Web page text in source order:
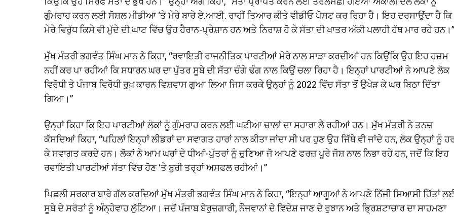
ਗੁੰਮਰਾਹ ਕਰਨ ਲਈ ਸੋਸ਼ਲ ਮੀਡੀਆ ‘ਤੇ ਮੇਰੇ ਬਾਰੇ ਏ.ਆਈ. ਰਾਹੀਂ ਤਿਆਰ ਕੀਤੇ ਵੀਡੀਓ ਪੋਸਟ ਕਰ ਰਿਹਾ ਹੈ। ਇਹ ਦਰਸਾਉਂਦਾ ਹੈ ਕਿ
ਮੇਰੇ ਵਿਰੁੱਧ ਕਿਸੇ ਵੀ ਮੁੱਦੇ ਦੀ ਘਾਟ ਵਿੱਚ ਉਹ ਹੈਰਾਨ-ਪ੍ਰੇਸ਼ਾਨ ਹਨ ਅਤੇ ਨਿਰਾਸ਼ ਹੋ ਕੇ ਸੱਤਾ ਦੀ ਖਾਤਰ ਅੱਕੀ ਪਲਾਹੀ ਹੱਥ ਮਾਰ ਰਹੇ ਹਨ।”
ਮੁੱਖ ਮੰਤਰੀ ਭਗਵੰਤ ਸਿੰਘ ਮਾਨ ਨੇ ਕਿਹਾ, “ਰਵਾਇਤੀ ਰਾਜਨੀਤਿਕ ਪਾਰਟੀਆਂ ਮੇਰੇ ਨਾਲ ਸਾੜਾ ਕਰਦੀਆਂ ਹਨ ਕਿਉਂਕਿ ਉਹ ਇਹ ਹਜ਼ਮ
ਨਹੀਂ ਕਰ ਪਾ ਰਹੀਆਂ ਕਿ ਸਧਾਰਨ ਘਰ ਦਾ ਪੁੱਤਰ ਸੂਬੇ ਦੀ ਸੱਤਾ ਚੰਗੇ ਢੰਗ ਨਾਲ ਕਿਉਂ ਚਲਾ ਰਿਹਾ ਹੈ। ਇਨ੍ਹਾਂ ਪਾਰਟੀਆਂ ਨੇ ਆਪਣੇ ਲੋਕ
ਵਿਰੋਧੀ ਤੇ ਪੰਜਾਬ ਵਿਰੋਧੀ ਰੁਖ਼ ਕਾਰਨ ਵਿਸ਼ਵਾਸ ਗੁਆ ਲਿਆ ਜਿਸ ਕਰਕੇ ਉਨ੍ਹਾਂ ਨੂੰ 2022 ਵਿੱਚ ਸੱਤਾ ਤੋਂ ਉਖੇੜ ਕੇ ਘਰ ਬਿਠਾ ਦਿੱਤਾ
ਗਿਆ।”
ਉਨ੍ਹਾਂ ਕਿਹਾ ਕਿ ਇਹ ਪਾਰਟੀਆਂ ਲੋਕਾਂ ਨੂੰ ਗੁੰਮਰਾਹ ਕਰਨ ਲਈ ਘਟੀਆ ਚਾਲਾਂ ਦਾ ਸਹਾਰਾ ਲੈ ਰਹੀਆਂ ਹਨ। ਮੁੱਖ ਮੰਤਰੀ ਨੇ ਤਨਜ਼
ਕੱਸਦਿਆਂ ਕਿਹਾ, “ਪਹਿਲਾਂ ਇਨ੍ਹਾਂ ਲੀਡਰਾਂ ਦਾ ਸਵਾਗਤ ਹਾਰਾਂ ਨਾਲ ਕੀਤਾ ਜਾਂਦਾ ਸੀ ਪਰ ਹੁਣ ਉਹ ਜਿੱਥੇ ਵੀ ਜਾਂਦੇ ਹਨ, ਲੋਕ ਉਨ੍ਹਾਂ ਨੂੰ
ਕੇ ਸਵਾਗਤ ਕਰਦੇ ਹਨ। ਲੋਕਾਂ ਨੇ ਆਮ ਘਰਾਂ ਦੇ ਧੀਆਂ-ਪੁੱਤਰਾਂ ਨੂੰ ਚੁਣਿਆ ਜੋ ਆਪਣੇ ਫਰਜ਼ ਪੂਰੇ ਜੋਸ਼ ਨਾਲ ਨਿਭਾ ਰਹੇ ਹਨ, ਜਦੋਂ ਕਿ ਇਹ
ਰਵਾਇਤੀ ਪਾਰਟੀਆਂ ਸੱਤਾ ਵਿੱਚ ਹੋਣ ‘ਤੇ ਬੁਰੀ ਤਰ੍ਹਾਂ ਅਸਫਲ ਰਹੀਆਂ।”
ਪਿਛਲੀ ਸਰਕਾਰ ਬਾਰੇ ਗੱਲ ਕਰਦਿਆਂ ਮੁੱਖ ਮੰਤਰੀ ਭਗਵੰਤ ਸਿੰਘ ਮਾਨ ਨੇ ਕਿਹਾ, “ਇਨ੍ਹਾਂ ਆਗੂਆਂ ਨੇ ਆਪਣੇ ਨਿੱਜੀ ਸਿਆਸੀ ਹਿੱਤਾਂ
ਸੂਬੇ ਦੇ ਸਰੋਤਾਂ ਨੂੰ ਅੰਨ੍ਹੇਵਾਹ ਲੁੱਟਿਆ। ਜਦੋਂ ਪੰਜਾਬ ਬੇਰੁਜ਼ਗਾਰੀ, ਨੌਜਵਾਨਾਂ ਦੇ ਵਿਦੇਸ਼ ਜਾਣ ਦੇ ਰੁਝਾਨ ਅਤੇ ਭ੍ਰਿਸ਼ਟਾਚਾਰ ਦਾ ਸਾਹਮਣਾ